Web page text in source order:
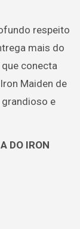
respeito
mais do
conecta
Maiden de
e
DO IRON